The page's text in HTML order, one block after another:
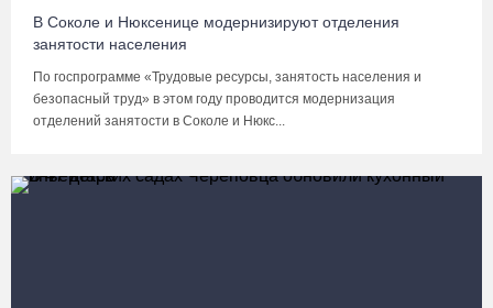
В Соколе и Нюксенице модернизируют отделения
занятости населения
По госпрограмме «Трудовые ресурсы, занятость населения и
безопасный труд» в этом году проводится модернизация
отделений занятости в Соколе и Нюкс...